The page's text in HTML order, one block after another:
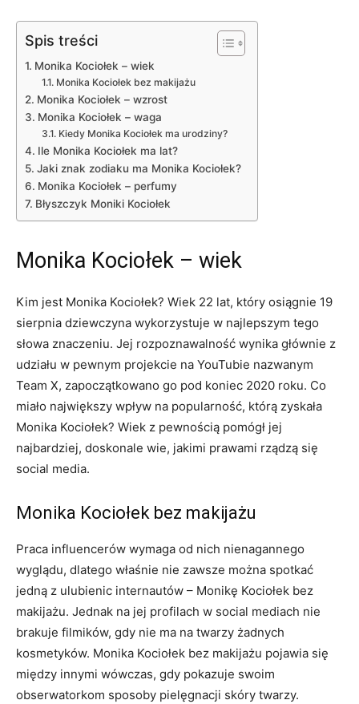
Spis treści
Monika Kociołek – wiek
Monika Kociołek bez makijażu
Monika Kociołek – wzrost
Monika Kociołek – waga
Kiedy Monika Kociołek ma urodziny?
Ile Monika Kociołek ma lat?
Jaki znak zodiaku ma Monika Kociołek?
Monika Kociołek – perfumy
Błyszczyk Moniki Kociołek
Monika Kociołek – wiek
Kim jest Monika Kociołek? Wiek 22 lat, który osiągnie 19
sierpnia dziewczyna wykorzystuje w najlepszym tego
słowa znaczeniu. Jej rozpoznawalność wynika głównie z
udziału w pewnym projekcie na YouTubie nazwanym
Team X, zapoczątkowano go pod koniec 2020 roku. Co
miało największy wpływ na popularność, którą zyskała
Monika Kociołek? Wiek z pewnością pomógł jej
najbardziej, doskonale wie, jakimi prawami rządzą się
social media.
Monika Kociołek bez makijażu
Praca influencerów wymaga od nich nienagannego
wyglądu, dlatego właśnie nie zawsze można spotkać
jedną z ulubienic internautów – Monikę Kociołek bez
makijażu. Jednak na jej profilach w social mediach nie
brakuje filmików, gdy nie ma na twarzy żadnych
kosmetyków. Monika Kociołek bez makijażu pojawia się
między innymi wówczas, gdy pokazuje swoim
obserwatorkom sposoby pielęgnacji skóry twarzy.